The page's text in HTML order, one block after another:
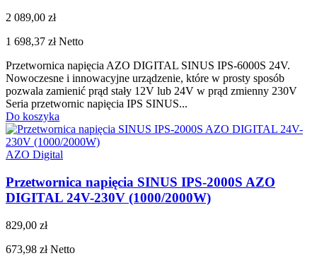
2 089,00 zł
1 698,37 złNetto
Przetwornica napięcia AZO DIGITAL SINUS IPS-6000S 24V.
Nowoczesne i innowacyjne urządzenie, które w prosty sposób
pozwala zamienić prąd stały 12V lub 24V w prąd zmienny 230V
Seria przetwornic napięcia IPS SINUS...
Do koszyka
AZO Digital
Przetwornica napięcia SINUS IPS-2000S AZO
DIGITAL 24V-230V (1000/2000W)
829,00 zł
673,98 złNetto